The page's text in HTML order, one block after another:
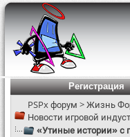
Регистрация
PSPx форум >Жизнь
Новости игровой
«Утиные истории» с